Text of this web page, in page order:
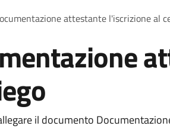
di pane
attestante l'iscrizione al
il documento